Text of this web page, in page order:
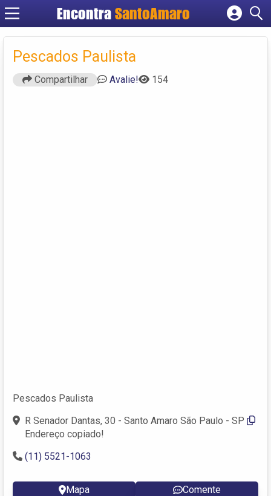
Encontra SantoAmaro
Cadastrar empresa
Criar conta
Pescados Paulista
Compartilhar Avalie! 154
Pescados Paulista
R Senador Dantas, 30 - Santo Amaro São Paulo - SP
Endereço copiado!
(11) 5521-1063
Mapa Comente